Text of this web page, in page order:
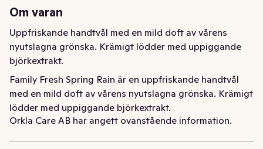
Om varan
Uppfriskande handtvål med en mild doft av vårens
nyutslagna grönska. Krämigt lödder med uppiggande
björkextrakt.
Family Fresh Spring Rain är en uppfriskande handtvål
med en mild doft av vårens nyutslagna grönska. Krämigt
lödder med uppiggande björkextrakt.
Orkla Care AB har angett ovanstående information.